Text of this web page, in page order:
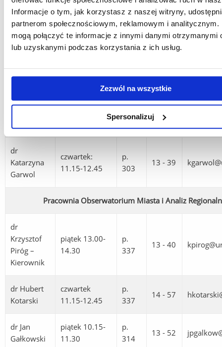
Informacje o tym, jak korzystasz z naszej witryny,
partnerom społecznościowym, reklamowym i analitycznym.
mogą połączyć te informacje z innymi danymi otrzymanymi
lub uzyskanymi podczas korzystania z ich usług.
Zezwól na wszystkie
Spersonalizuj
Moczuk,
prof. UR
13.00
dr hab.
Gitling,
10.30-12.00
330
13 - 42
13 - 45
dr
Katarzyna
Garwol
czwartek:
11.15-12.45
p.
303
13 - 39
Pracownia Obserwatorium Miasta i Analiz
dr
Krzysztof
Piróg –
Kierownik
piątek 13.00-
14.30
p.
337
13 - 40
dr Hubert
Kotarski
czwartek
11.15-12.45
p.
337
14 - 57
dr Jan
Gałkowski
piątek 10.15-
11.30
p.
314
13 - 52